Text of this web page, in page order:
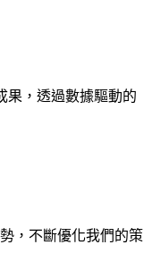
果，透過數據驅動的
，不斷優化我們的策